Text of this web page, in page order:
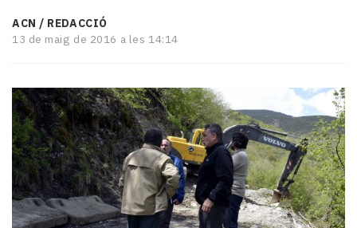
Esports
Mai
i
mitjans
El
temps
Reportatges
Entrevistes
Enquestes
ACN / REDACCIÓ
13 de maig de 2016 a les 14:14